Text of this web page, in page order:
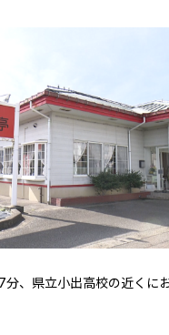
分、県立小出高校の近くに